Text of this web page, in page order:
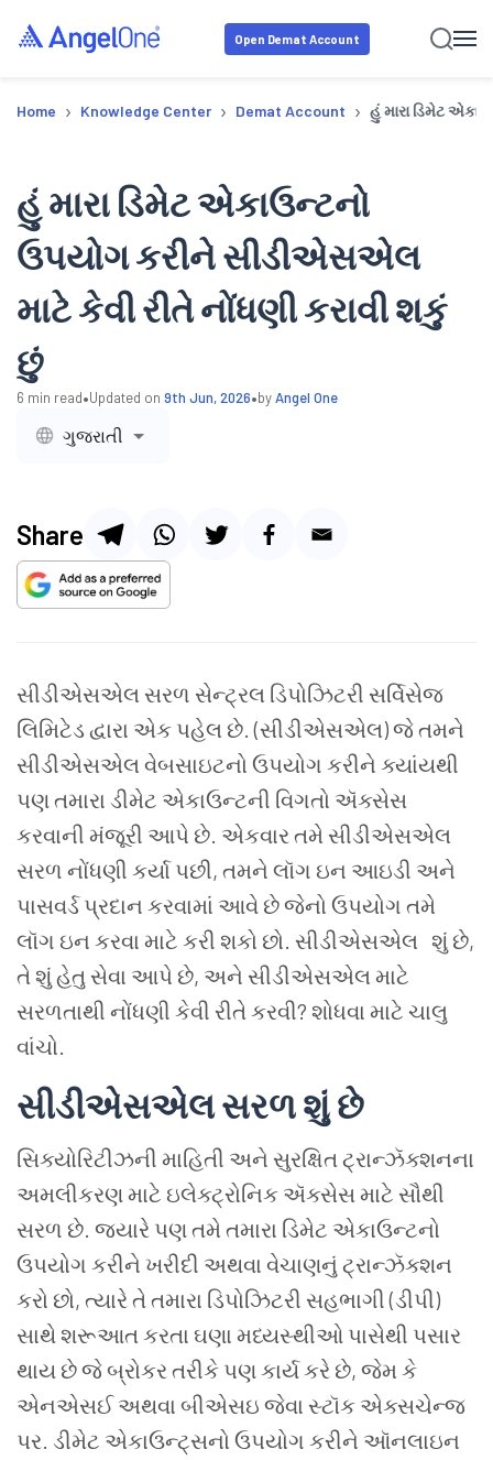
Open Demat Account
Home › Knowledge Center › Demat Account › હું મારા ડિમેટ
હું મારા ડિમેટ એકાઉન્ટનો
ઉપયોગ કરીને સીડીએસએલ
માટે કેવી રીતે નોંધણી કરાવી શકું
છું
6 min read•Updated on 9th Jun, 2026•byAngel One
ગુજરાતી
Share
સીડીએસએલ સરળ સેન્ટ્રલ ડિપોઝિટરી સર્વિસેજ
લિમિટેડદ્વારા એક પહેલ છે. (સીડીએસએલ)જેતમને
સીડીએસએલ વેબસાઇટનો ઉપયોગ કરીને ક્યાંયથી
પણતમારા ડીમેટ એકાઉન્ટની વિગતો ઍક્સેસ
કરવાની મંજૂરી આપે છે. એકવારતમે સીડીએસએલ
સરળ નોંધણી કર્યા પછી, તમને લૉગ ઇન આઇડી અને
પાસવર્ડ પ્રદાન કરવામાં આવે છેજેનો ઉપયોગ તમે
લૉગ ઇન કરવા માટે કરી શકો છો. સીડીએસએલ શું છે,
તેશુંહેતુ સેવા આપે છે, અને સીડીએસએલમાટે
સરળતાથી નોંધણી કેવી રીતેકરવી? શોધવા માટે ચાલુ
વાંચો.
સીડીએસએલસરળશુંછે
સિક્યોરિટીઝની માહિતી અને સુરક્ષિતટ્રાન્ઝૅક્શનના
અમલીકરણમાટે ઇલેક્ટ્રોનિક ઍક્સેસમાટે સૌથી
સરળ છે. જ્યારે પણતમેતમારા ડિમેટ એકાઉન્ટનો
ઉપયોગ કરીને ખરીદી અથવા વેચાણનું ટ્રાન્ઝૅક્શન
કરો છો, ત્યારેતેતમારા ડિપોઝિટરી સહભાગી(ડીપી)
સાથેશરૂઆતકરતા ઘણા મધ્યસ્થીઓ પાસેથી પસાર
થાય છેજેબ્રોકરતરીકે પણકાર્યકરે છે, જેમકે
એનએસઈ અથવા બીએસઇ જેવા સ્ટૉક એક્સચેન્જ
પર. ડીમેટ એકાઉન્ટ્સનો ઉપયોગ કરીને ઑનલાઇન